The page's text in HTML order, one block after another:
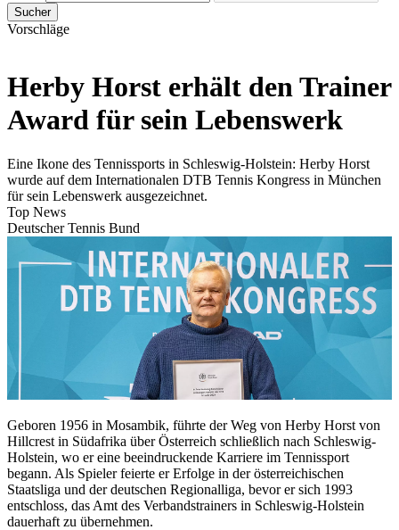
Sucher
Vorschläge
Herby Horst erhält den Trainer
Award für sein Lebenswerk
Eine Ikone des Tennissports in Schleswig-Holstein: Herby Horst
wurde auf dem Internationalen DTB Tennis Kongress in München
für sein Lebenswerk ausgezeichnet.
Top News
Deutscher Tennis Bund
Geboren 1956 in Mosambik, führte der Weg von Herby Horst von
Hillcrest in Südafrika über Österreich schließlich nach Schleswig-
Holstein, wo er eine beeindruckende Karriere im Tennissport
begann. Als Spieler feierte er Erfolge in der österreichischen
Staatsliga und der deutschen Regionalliga, bevor er sich 1993
entschloss, das Amt des Verbandstrainers in Schleswig-Holstein
dauerhaft zu übernehmen.